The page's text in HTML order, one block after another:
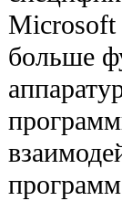
Microsoft
больше